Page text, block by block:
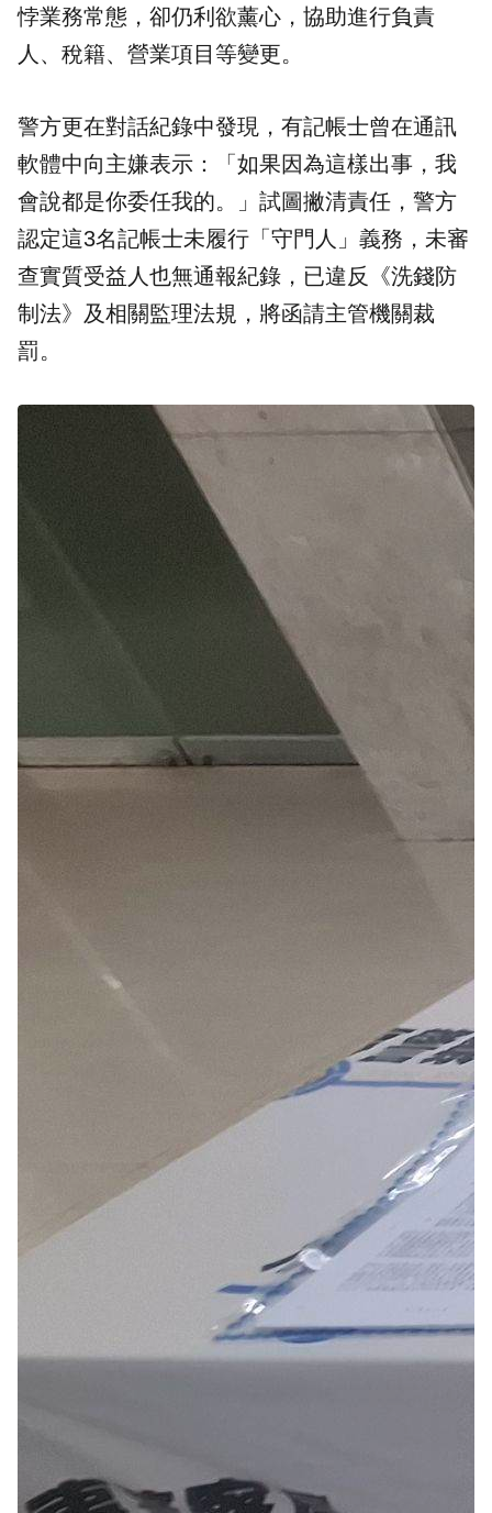
悖業務常態，卻仍利欲薰心，協助進行負責
人、稅籍、營業項目等變更。
警方更在對話紀錄中發現，有記帳士曾在通訊
軟體中向主嫌表示：「如果因為這樣出事，我
會說都是你委任我的。」試圖撇清責任，警方
認定這3名記帳士未履行「守門人」義務，未審
查實質受益人也無通報紀錄，已違反《洗錢防
制法》及相關監理法規，將函請主管機關裁
罰。